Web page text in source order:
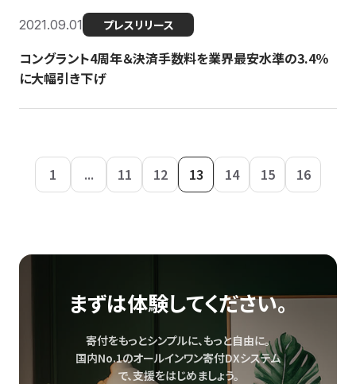
2021.09.01 プレスリリース
コングラント4周年＆決済手数料を業界最安水準の3.4％
に大幅引き下げ
1 ... 11 12 13 14 15 16
まずは体験してください。
寄付をもっとシンプルに、もっと自由に。
国内No.1のオールインワン寄付DXシステム
で、支援をはじめましょう。